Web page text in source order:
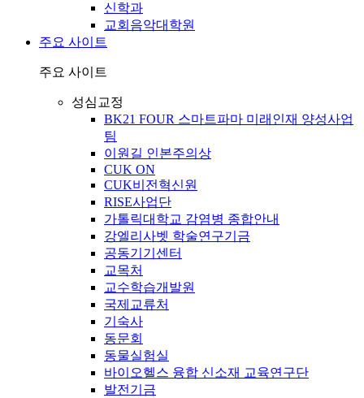
신학과
교회음악대학원
주요 사이트
주요 사이트
성심교정
BK21 FOUR 스마트파마 미래인재 양성사업
팀
이원길 인본주의상
CUK ON
CUK비전혁신원
RISE사업단
가톨릭대학교 감염병 종합안내
강엘리사벳 학술연구기금
공동기기센터
교목처
교수학습개발원
국제교류처
기숙사
동문회
동물실험실
바이오헬스 융합 신소재 교육연구단
발전기금